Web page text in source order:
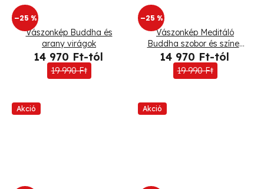
–25 %
Vászonkép Buddha és
arany virágok
14 970 Ft-tól
19 990 Ft
–25 %
Vászonkép Meditáló
Buddha szobor és színes
virágok
14 970 Ft-tól
19 990 Ft
Akció Akció